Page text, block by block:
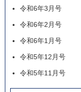
令和6年3月号
令和6年2月号
令和6年1月号
令和5年12月号
令和5年11月号